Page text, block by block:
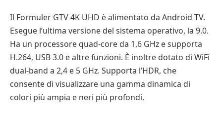
Il Formuler GTV 4K UHD è alimentato da Android TV.
Esegue l’ultima versione del sistema operativo, la 9.0.
Ha un processore quad-core da 1,6 GHz e supporta
H.264, USB 3.0 e altre funzioni. È inoltre dotato di WiFi
dual-band a 2,4 e 5 GHz. Supporta l’HDR, che
consente di visualizzare una gamma dinamica di
colori più ampia e neri più profondi.